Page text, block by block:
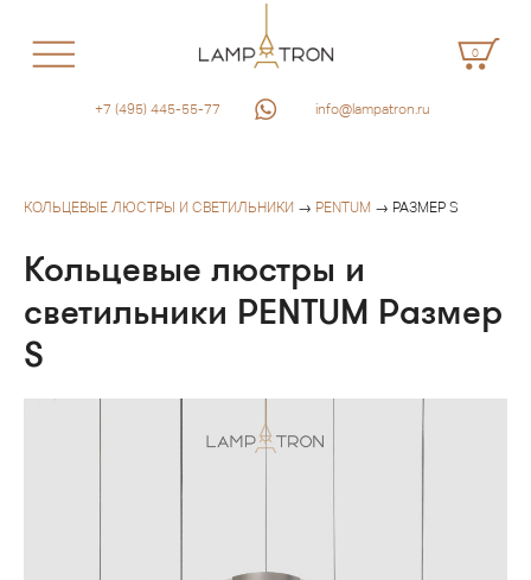
0
+7 (495) 445-55-77 info@lampatron.ru
КОЛЬЦЕВЫЕ ЛЮСТРЫ И СВЕТИЛЬНИКИ → PENTUM → РАЗМЕР S
Кольцевые люстры и
светильники PENTUM Размер
S